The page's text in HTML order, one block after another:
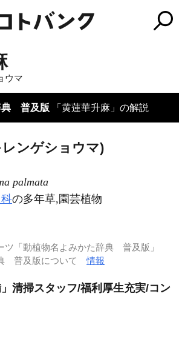
ウマ
典 普及版 「黄蓮華升麻」の解説
ンゲショウマ)
palmata
の多年草,園芸植物
ツ「動植物名よみかた辞典 普及版」
典 普及版について情報
」清掃スタッフ/福利厚生充実/コン